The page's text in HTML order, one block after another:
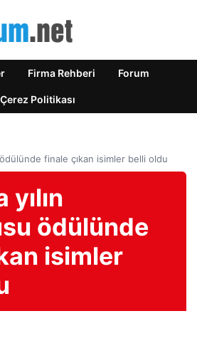
Firma Rehberi Forum
Çerez Politikası
finale çıkan isimler belli oldu
yılın
ödülünde
isimler